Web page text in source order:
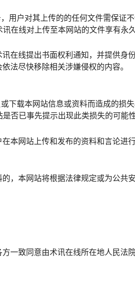
户对其上传的的任何文件需保证不
在线对上传至本网站的文件享有永
在线提出书面权利通知，并提供身
法尽快移除相关涉嫌侵权的内容。
下载本网站信息或资料而造成的损
否已事先提示出现此类损失的可能性
本网站上传和发布的资料和言论进
，本网站将根据法律规定或为公共
一致同意由术讯在线所在地人民法院